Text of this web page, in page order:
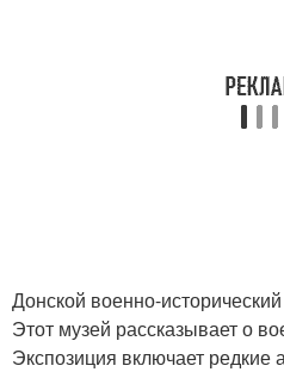
Донской военно-
Этот музей рассказывает о
Экспозиция включает